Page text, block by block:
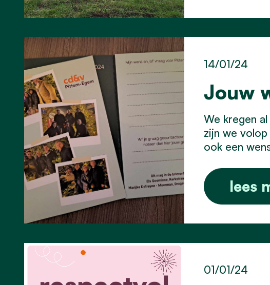
Jouw
14/01/24
We kregen
zijn we
ook een
lees
01/01/24